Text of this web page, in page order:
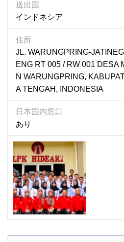
スリランカ
ネパール
バングラデシュ
パキスタン
フィジー
フィリピン
ブータン
ベトナム
モンゴル
ラオス
東ティモール
国内窓口
送出国
インドネシア
住所
JL. WARUNGPRING-
ENG RT 005 / RW 001 DESA
N WARUNGPRING,
A TENGAH, INDONESIA
日本国内窓口
あり